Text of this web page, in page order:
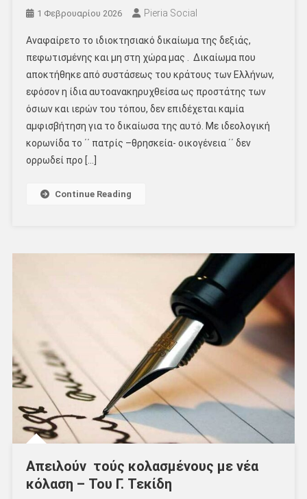
1 Φεβρουαρίου 2026 Pieria Social
Αναφαίρετο το ιδιοκτησιακό δικαίωμα της δεξιάς,
πεφωτισμένης και μη στη χώρα μας . Δικαίωμα που
αποκτήθηκε από συστάσεως του κράτους των Ελλήνων,
εφόσον η ίδια αυτοανακηρυχθείσα ως προστάτης των
όσιων και ιερών του τόπου, δεν επιδέχεται καμία
αμφισβήτηση για το δικαίωσα της αυτό. Με ιδεολογική
κορωνίδα το ΄΄ πατρίς –θρησκεία- οικογένεια ΄΄ δεν
ορρωδεί προ […]
Continue Reading
Απειλούν τούς κολασμένους με νέα
κόλαση – Του Γ. Τεκίδη